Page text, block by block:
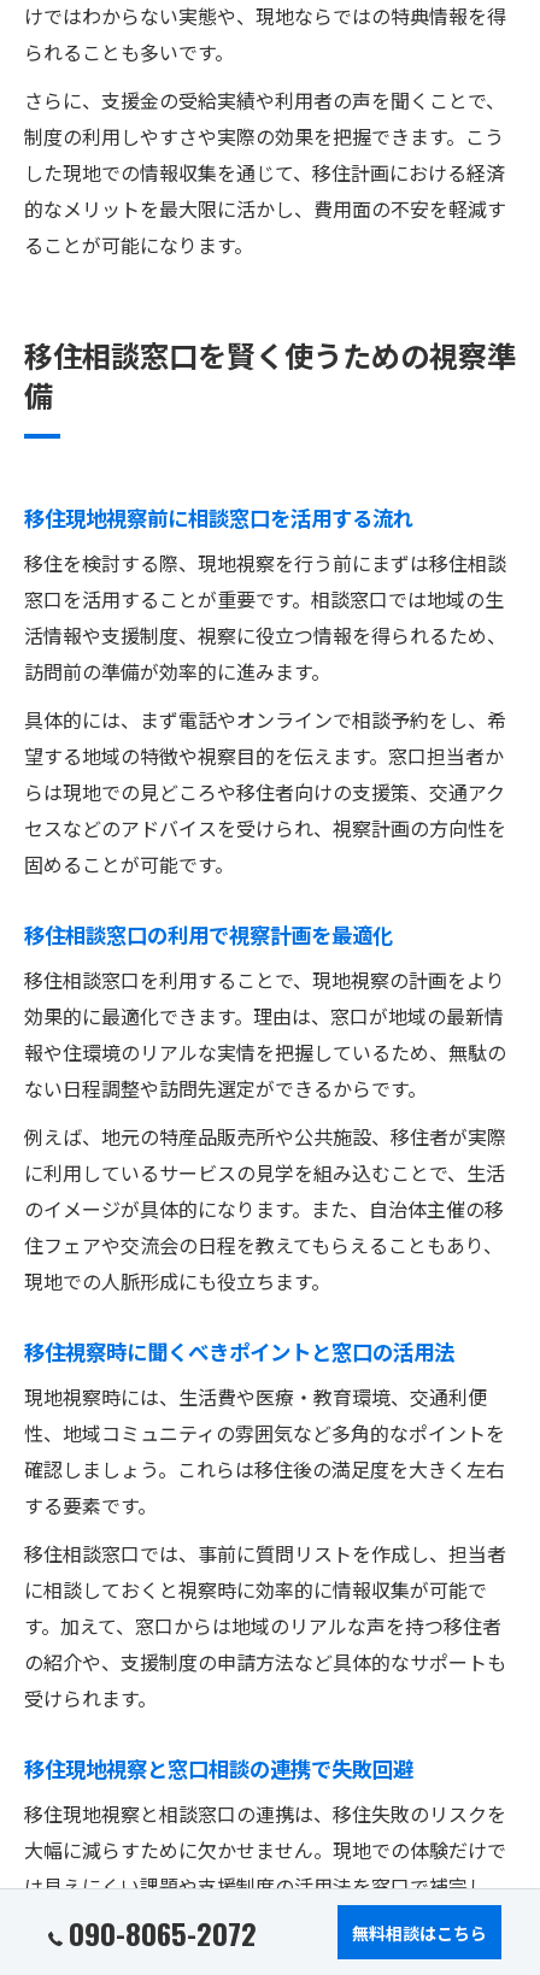
けではわからない実態や、現地ならではの特典情報を得
られることも多いです。
さらに、支援金の受給実績や利用者の声を聞くことで、
制度の利用しやすさや実際の効果を把握できます。こう
した現地での情報収集を通じて、移住計画における経済
的なメリットを最大限に活かし、費用面の不安を軽減す
ることが可能になります。
移住相談窓口を賢く使うための視察準
備
移住現地視察前に相談窓口を活用する流れ
移住を検討する際、現地視察を行う前にまずは移住相談
窓口を活用することが重要です。相談窓口では地域の生
活情報や支援制度、視察に役立つ情報を得られるため、
訪問前の準備が効率的に進みます。
具体的には、まず電話やオンラインで相談予約をし、希
望する地域の特徴や視察目的を伝えます。窓口担当者か
らは現地での見どころや移住者向けの支援策、交通アク
セスなどのアドバイスを受けられ、視察計画の方向性を
固めることが可能です。
移住相談窓口の利用で視察計画を最適化
移住相談窓口を利用することで、現地視察の計画をより
効果的に最適化できます。理由は、窓口が地域の最新情
報や住環境のリアルな実情を把握しているため、無駄の
ない日程調整や訪問先選定ができるからです。
例えば、地元の特産品販売所や公共施設、移住者が実際
に利用しているサービスの見学を組み込むことで、生活
のイメージが具体的になります。また、自治体主催の移
住フェアや交流会の日程を教えてもらえることもあり、
現地での人脈形成にも役立ちます。
移住視察時に聞くべきポイントと窓口の活用法
現地視察時には、生活費や医療・教育環境、交通利便
性、地域コミュニティの雰囲気など多角的なポイントを
確認しましょう。これらは移住後の満足度を大きく左右
する要素です。
移住相談窓口では、事前に質問リストを作成し、担当者
に相談しておくと視察時に効率的に情報収集が可能で
す。加えて、窓口からは地域のリアルな声を持つ移住者
の紹介や、支援制度の申請方法など具体的なサポートも
受けられます。
移住現地視察と窓口相談の連携で失敗回避
移住現地視察と相談窓口の連携は、移住失敗のリスクを
大幅に減らすために欠かせません。現地での体験だけで
は見えにくい課題や支援制度の活用法を窓口で補完し、
総合的に判断することが成功の鍵となります。
090-8065-2072 無料相談はこちら